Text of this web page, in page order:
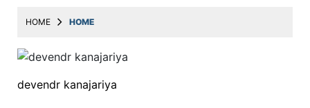
Rochak
Lifestyle
Crime
HOME HOME
devendr kanajariya